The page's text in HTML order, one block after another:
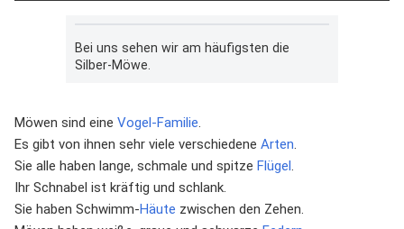
Bei uns sehen wir am häufigsten die
Silber-Möwe.
Möwen sind eine Vogel-Familie.
Es gibt von ihnen sehr viele verschiedene Arten.
Sie alle haben lange, schmale und spitze Flügel.
Ihr Schnabel ist kräftig und schlank.
Sie haben Schwimm-Häute zwischen den Zehen.